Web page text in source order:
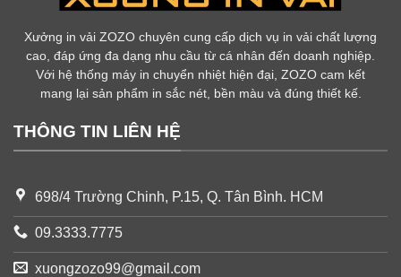
Xưởng in vải ZOZO chuyên cung cấp dịch vụ in vải chất lượng
cao, đáp ứng đa dạng nhu cầu từ cá nhân đến doanh nghiệp.
Với hệ thống máy in chuyển nhiệt hiện đại, ZOZO cam kết
mang lại sản phẩm in sắc nét, bền màu và đúng thiết kế.
THÔNG TIN LIÊN HỆ
698/4 Trường Chinh, P.15, Q. Tân Bình. HCM
09.3333.7775
xuongzozo99@gmail.com